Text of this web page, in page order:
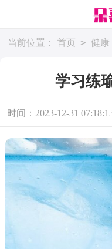
当前位置： 首页 > 健康
学习练
时间：2023-12-31